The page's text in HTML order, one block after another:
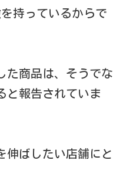
持っているからで
た商品は、そうでな
と報告されていま
伸ばしたい店舗にと